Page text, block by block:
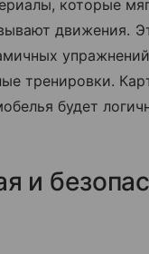
которые
движения.
тренировки.
будет
и